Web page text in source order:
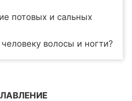
потовых и сальных
волосы и ногти?